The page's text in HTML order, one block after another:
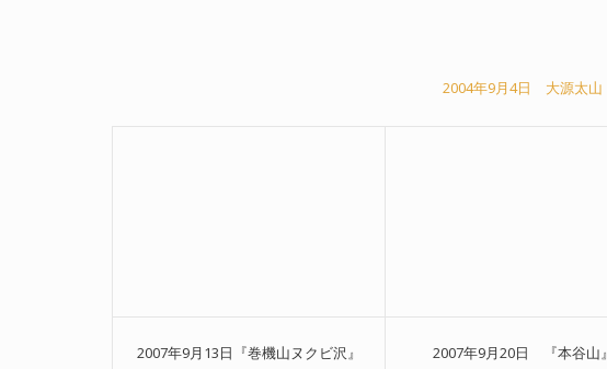
2004年9月4日 大源太山
2007年9月13日『巻機山ヌクビ沢』 2007年9月20日 『本谷山』